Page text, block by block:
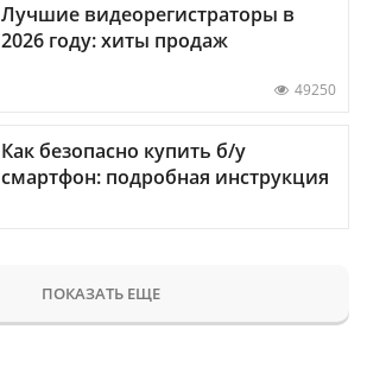
Лучшие видеорегистраторы в
2026 году: хиты продаж
49250
Как безопасно купить б/у
смартфон: подробная инструкция
ПОКАЗАТЬ ЕЩЕ